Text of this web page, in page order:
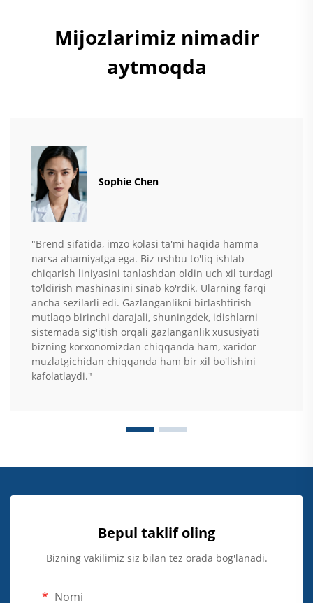
Mijozlarimiz nimadir
aytmoqda
Sophie Chen
"Brend sifatida, imzo kolasi ta'mi haqida hamma
narsa ahamiyatga ega. Biz ushbu to'liq ishlab
chiqarish liniyasini tanlashdan oldin uch xil turdagi
to'ldirish mashinasini sinab ko'rdik. Ularning farqi
ancha sezilarli edi. Gazlanganlikni birlashtirish
mutlaqo birinchi darajali, shuningdek, idishlarni
sistemada sig'itish orqali gazlanganlik xususiyati
bizning korxonomizdan chiqqanda ham, xaridor
muzlatgichidan chiqqanda ham bir xil bo'lishini
kafolatlaydi."
Bepul taklif oling
Bizning vakilimiz siz bilan tez orada bog'lanadi.
Nomi